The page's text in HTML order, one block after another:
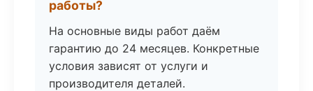
работы?
На основные виды работ даём
гарантию до 24 месяцев. Конкретные
условия зависят от услуги и
производителя деталей.